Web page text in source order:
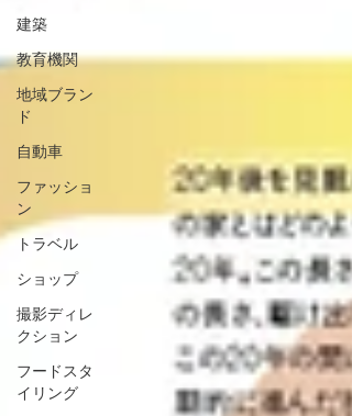
建築
教育機関
地域ブラン
ド
自動車
ファッショ
ン
トラベル
ショップ
撮影ディレ
クション
フードスタ
イリング